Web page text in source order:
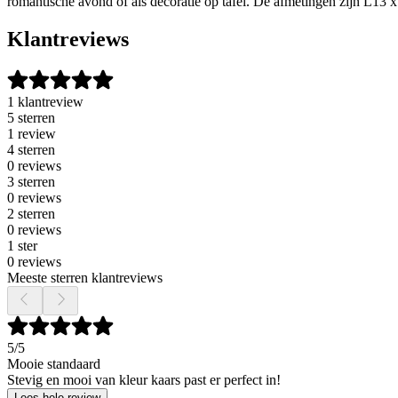
Klantreviews
1 klantreview
5 sterren
1 review
4 sterren
0 reviews
3 sterren
0 reviews
2 sterren
0 reviews
1 ster
0 reviews
Meeste sterren klantreviews
5/5
Mooie standaard
Stevig en mooi van kleur kaars past er perfect in!